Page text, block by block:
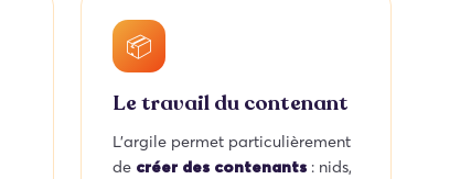
📦
Le travail du contenant
L’argile permet particulièrement
de créer des contenants : nids,